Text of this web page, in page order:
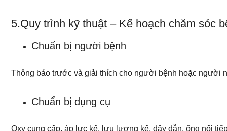
5.Quy trình kỹ thuật – Kế hoạch chăm sóc
Chuẩn bị người bệnh
Thông báo trước và giải thích cho người bệnh hoặc người
Chuẩn bị dụng cụ
Oxy cung cấp, áp lực kế, lưu lượng kế, dây dẫn, ống nối